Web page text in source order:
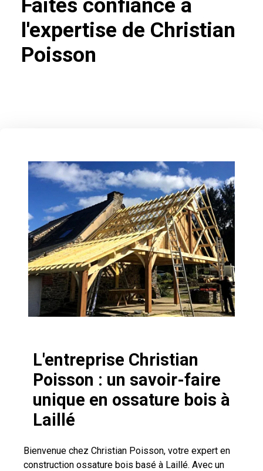
Faites confiance à
l'expertise de Christian
Poisson
L'entreprise Christian
Poisson : un savoir-faire
unique en ossature bois à
Laillé
Bienvenue chez Christian Poisson, votre expert en
construction ossature bois basé à Laillé. Avec un